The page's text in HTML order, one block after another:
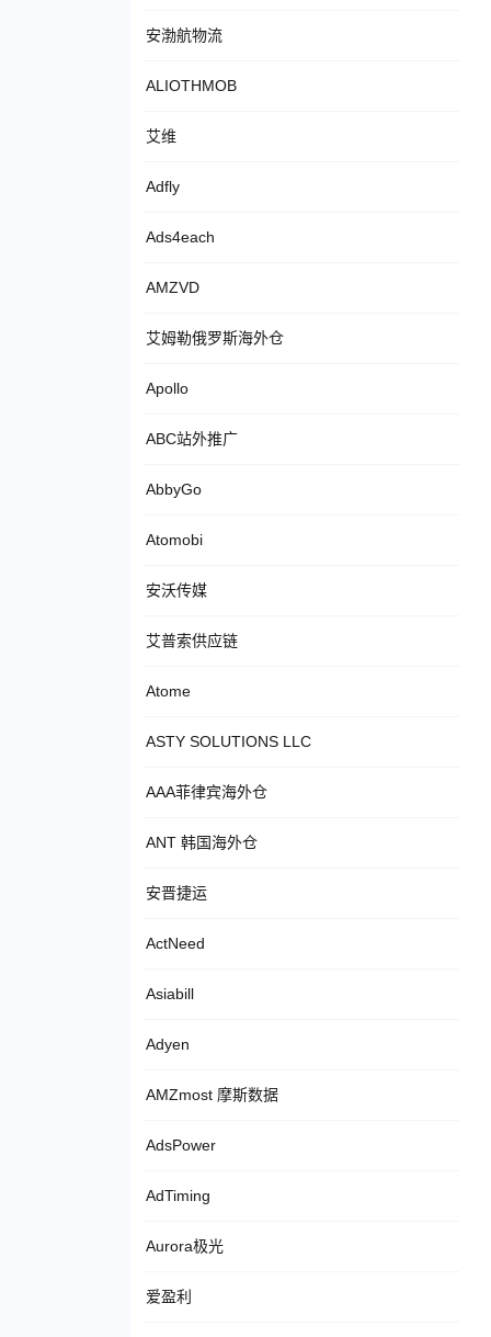
安渤航物流
ALIOTHMOB
艾维
Adfly
Ads4each
AMZVD
艾姆勒俄罗斯海外仓
Apollo
ABC站外推广
AbbyGo
Atomobi
安沃传媒
艾普索供应链
Atome
ASTY SOLUTIONS LLC
AAA菲律宾海外仓
ANT 韩国海外仓
安晋捷运
ActNeed
Asiabill
Adyen
AMZmost 摩斯数据
AdsPower
AdTiming
Aurora极光
爱盈利